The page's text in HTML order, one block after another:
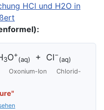
3O+
(aq) + Cl−
(aq)
Ion Chlorid-